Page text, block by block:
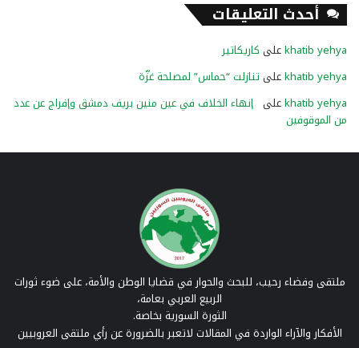
أحدث التعليقات
khatib yehyaعلى كاريكاتير
khatib yehyaعلى تنازلت “حماس” لمصلحة غزّة
khatib yehyaعلى إنهاء الخلاف في عين منين بريف دمشق وإفراج عن عدد
من الموقوفين
ملتقى وفضاء رحيب، للبحث والحوار في قضايا الوطن والأمة، على ضوء ثورات
الربيع العربي بعامة،
الثورة السورية بخاصة.
الأفكار والآراء الواردة في المقالات لاتعبر بالضرورة عن رأي ملتقى العروبيين